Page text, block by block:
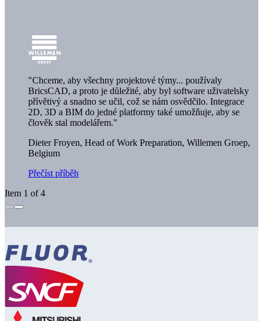
"Chceme, aby všechny projektové týmy... používaly
BricsCAD, a proto je důležité, aby byl software uživatelsky
přívětivý a snadno se učil, což se nám osvědčilo. Integrace
2D, 3D a BIM do jedné platformy také umožňuje, aby se
člověk stal modelářem."
Dieter Froyen, Head of Work Preparation, Willemen Groep,
Belgium
Přečíst příběh
Item 1 of 4